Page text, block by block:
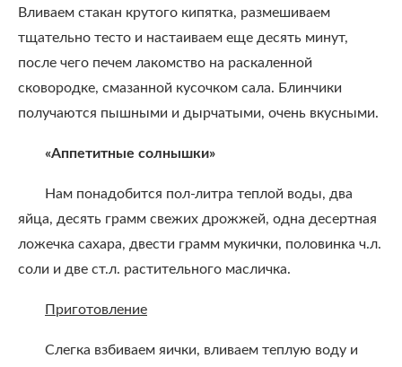
Вливаем стакан крутого кипятка, размешиваем
тщательно тесто и настаиваем еще десять минут,
после чего печем лакомство на раскаленной
сковородке, смазанной кусочком сала. Блинчики
получаются пышными и дырчатыми, очень вкусными.
«Аппетитные солнышки»
Нам понадобится пол-литра теплой воды, два
яйца, десять грамм свежих дрожжей, одна десертная
ложечка сахара, двести грамм мукички, половинка ч.л.
соли и две ст.л. растительного масличка.
Приготовление
Слегка взбиваем яички, вливаем теплую воду и